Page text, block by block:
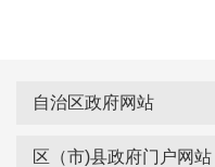
自治区政府网站
区（市)县政府门户网站